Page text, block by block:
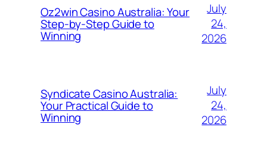
Oz2win Casino Australia: Your
Step-by-Step Guide to
Winning
July
24,
2026
Syndicate Casino Australia:
Your Practical Guide to
Winning
July
24,
2026